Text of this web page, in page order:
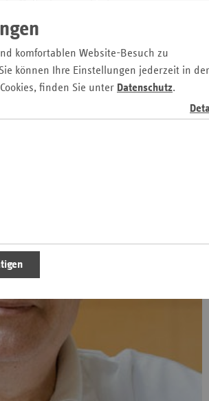
komfortablen Website-Besuch zu
können Ihre Einstellungen jederzeit in der
finden Sie unter Datenschutz.
Sachsen
Sachsen-
Schleswig-
im Oktober 2020 Direktor des
mit Pandemien, den Umgang der
Sinn von Maßnahmen.